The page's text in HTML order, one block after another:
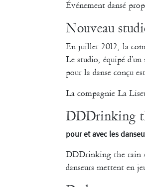
Événement dansé
Nouveau
En juillet 2012, la
Le studio, équipé
pour la danse conçu
La compagnie La
DDDrinking
pour et avec les
DDDrinking the rain »
danseurs mettent en